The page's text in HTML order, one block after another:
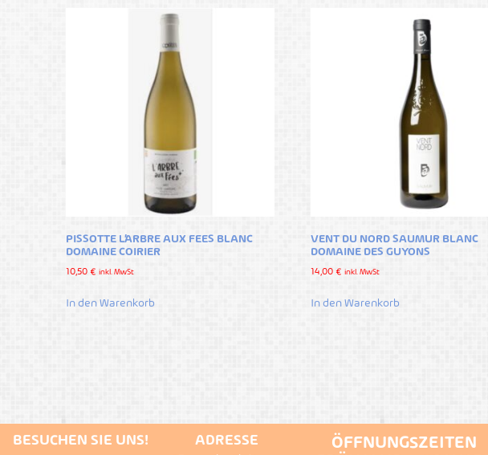
PISSOTTE L’ARBRE AUX FEES BLANC
DOMAINE COIRIER
10,50€ inkl. MwSt
In den Warenkorb
VENT DU NORD SAUMUR BLANC
DOMAINE DES GUYONS
14,00€ inkl. MwSt
In den Warenkorb
BESUCHEN SIE UNS! ADRESSE
ÖFFNUNGSZEITEN